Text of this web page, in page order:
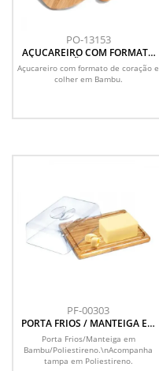
PO-13153
AÇUCAREIRO COM FORMATO
DE CORAÇÃO E COLHER EM
BAMBU
Açucareiro com formato de coração e
colher em Bambu.
PF-00303
PORTA FRIOS / MANTEIGA EM
BAMBU COM TAMPA
Porta Frios/Manteiga em
Bambu/Poliestireno.\nAcompanha
tampa em Poliestireno.